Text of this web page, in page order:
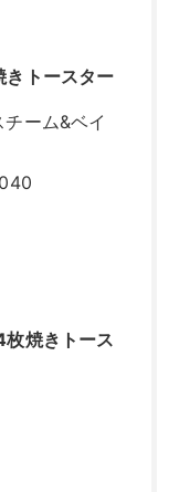
きトースター
ーム&ベイ
焼きトース